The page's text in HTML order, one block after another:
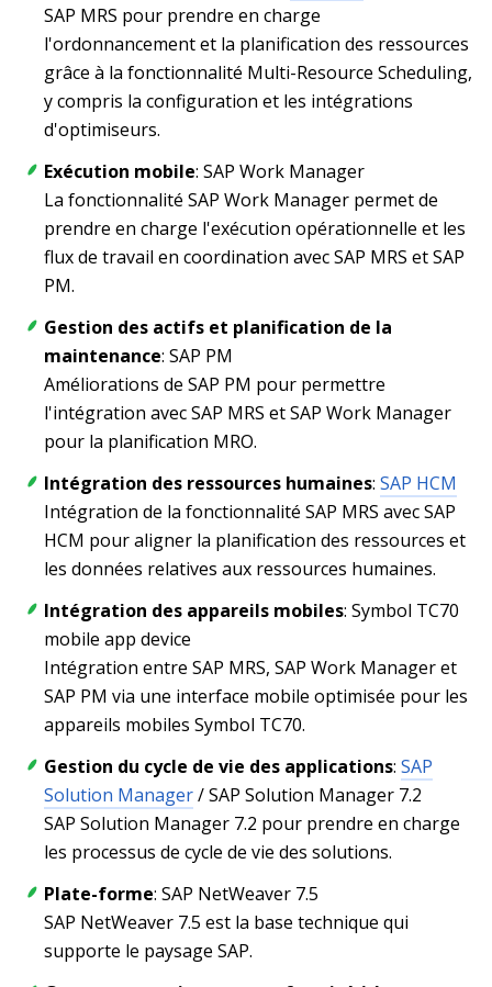
SAP MRS pour prendre en charge
l'ordonnancement et la planification des ressources
grâce à la fonctionnalité Multi-Resource Scheduling,
y compris la configuration et les intégrations
d'optimiseurs.
Exécution mobile: SAP Work Manager
La fonctionnalité SAP Work Manager permet de
prendre en charge l'exécution opérationnelle et les
flux de travail en coordination avec SAP MRS et SAP
PM.
Gestion des actifs et planification de la
maintenance: SAP PM
Améliorations de SAP PM pour permettre
l'intégration avec SAP MRS et SAP Work Manager
pour la planification MRO.
Intégration des ressources humaines: SAP HCM
Intégration de la fonctionnalité SAP MRS avec SAP
HCM pour aligner la planification des ressources et
les données relatives aux ressources humaines.
Intégration des appareils mobiles: Symbol TC70
mobile app device
Intégration entre SAP MRS, SAP Work Manager et
SAP PM via une interface mobile optimisée pour les
appareils mobiles Symbol TC70.
Gestion du cycle de vie des applications: SAP
Solution Manager/ SAP Solution Manager 7.2
SAP Solution Manager 7.2 pour prendre en charge
les processus de cycle de vie des solutions.
Plate-forme: SAP NetWeaver 7.5
SAP NetWeaver 7.5 est la base technique qui
supporte le paysage SAP.